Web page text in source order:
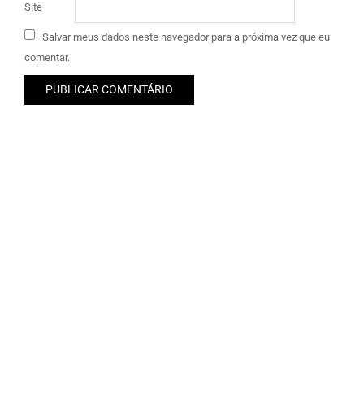
Site
Salvar meus dados neste navegador para a próxima vez que eu
comentar.